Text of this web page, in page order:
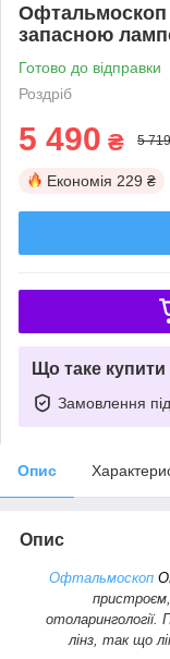
Офтальмоскоп
запасною
Готово до відправки
Роздріб
5 490 ₴ 5
Економія 229 ₴
Що таке
Замовлення
Опис
Опис
Офтальмоскоп
лінз, так що